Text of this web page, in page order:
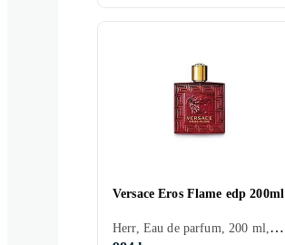
Versace Eros Flame edp 200ml
Herr, Eau de parfum, 200 ml, Eros, Cederträ, Sandelträ, Tonkabönor, Mandarin, Citron/Citrus, Ros, Vetiver, Trä, Rosmarin, Peppar, Patchouli, Vanilj, Geranium, Ekmossa